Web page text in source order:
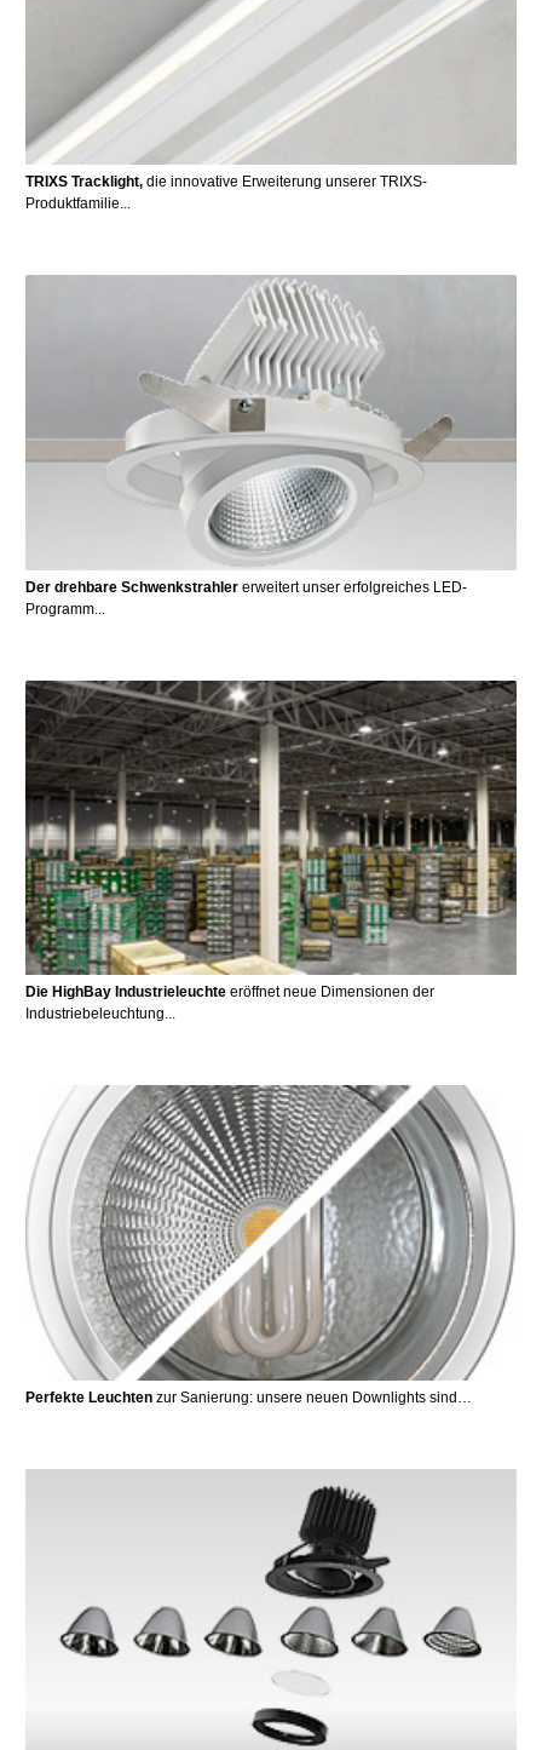
TRIXS Tracklight, die innovative Erweiterung unserer TRIXS-
Produktfamilie...
Der drehbare Schwenkstrahler erweitert unser erfolgreiches LED-
Programm...
Die HighBay Industrieleuchte eröffnet neue Dimensionen der
Industriebeleuchtung...
Perfekte Leuchten zur Sanierung: unsere neuen Downlights sind…